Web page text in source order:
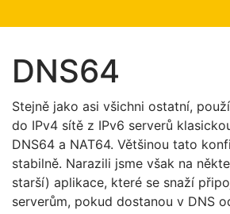
DNS64
Stejně jako asi všichni ostatní,
do IPv4 sítě z IPv6 serverů
DNS64 a NAT64. Většinou tato
stabilně. Narazili jsme však na
starší) aplikace, které se snaží
serverům, pokud dostanou v DNS